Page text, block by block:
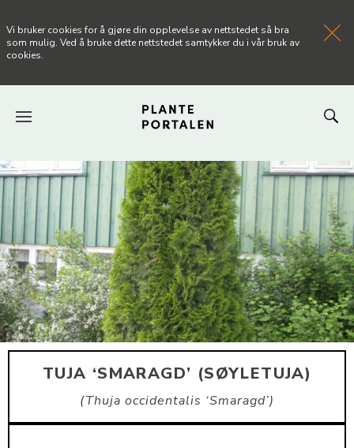
FORSIDEN
NYHETER
ARTIKLER
OM PLANTEPORTALEN
KONTAKT
Vi bruker cookies for å gjøre din opplevelse av nettstedet så bra
som mulig. Ved å bruke dette nettstedet samtykker du i vår bruk av
cookies.
TUJA ‘SMARAGD’ (SØYLETUJA)
Thuja occidentalis ‘Smaragd’